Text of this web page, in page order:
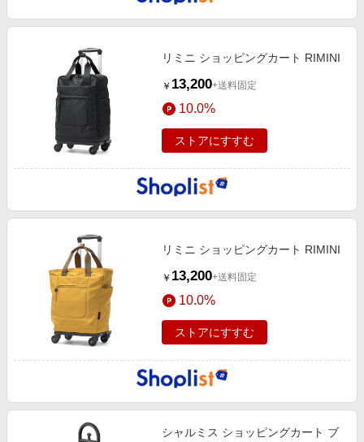
リミニ ショッピングカート RIMINI
￥ 13,200+送料固定
10.0%
ストアにすすむ
リミニ ショッピングカート RIMINI
￥ 13,200+送料固定
10.0%
ストアにすすむ
シャルミス ショッピングカート ブ